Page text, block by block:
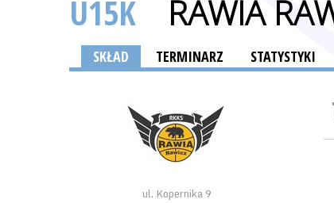
U15K RAWIA
SKŁAD TERMINARZ STATYSTYKI
ul. Kopernika 9